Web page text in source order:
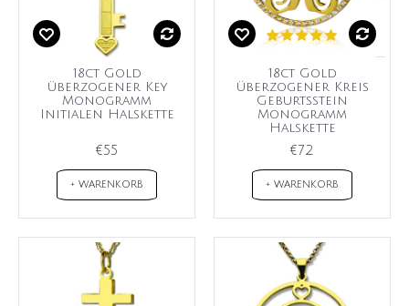
18ct Gold
überzogener Key
Monogramm
Initialen Halskette
€55
+ WARENKORB
18ct Gold
überzogener Kreis
Geburtsstein
Monogramm
Halskette
€72
+ WARENKORB